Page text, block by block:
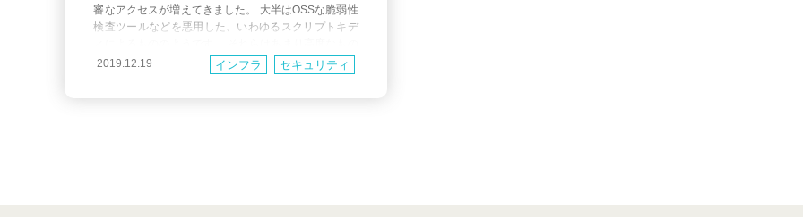
審なアクセスが増えてきました。 大半はOSSな脆弱性
検査ツールなどを悪用した、いわゆるスクリプトキデ
ではなく、今のところは情報漏えいなど大きな被害は
ありませんが、このまま放置していてはいずれ致命的
2019.12.19 インフラ セキュリティ